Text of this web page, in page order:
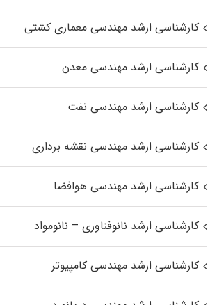
کارشناسی ارشد مهندسی معماری کشتی
کارشناسی ارشد مهندسی معدن
کارشناسی ارشد مهندسی نفت
کارشناسی ارشد مهندسی نقشه برداری
کارشناسی ارشد مهندسی هوافضا
کارشناسی ارشد نانوفناوری – نانومواد
کارشناسی ارشد مهندسی کامپیوتر